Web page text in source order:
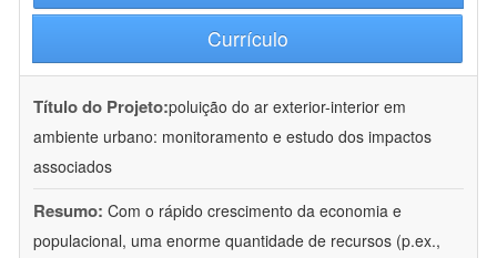
Currículo
Título do Projeto:poluição do ar exterior-interior em
ambiente urbano: monitoramento e estudo dos impactos
associados
Resumo: Com o rápido crescimento da economia e
populacional, uma enorme quantidade de recursos (p.ex.,